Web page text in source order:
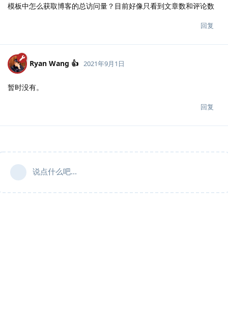
模板中怎么获取博客的总访问量？目前好像只看到文章数和评论数
回复
Ryan Wang 👍 2021年9月1日
暂时没有。
回复
说点什么吧...